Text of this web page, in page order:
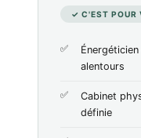
✓ C'EST POUR
alentours
Cabinet
définie